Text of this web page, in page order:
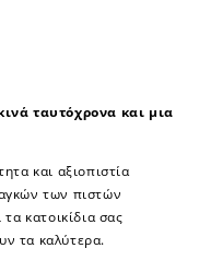
ταυτόχρονα και μια
και αξιοπιστία
των πιστών
κατοικίδια σας
τα καλύτερα.